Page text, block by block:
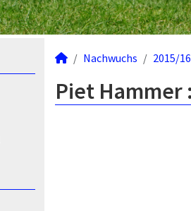
Nachwuchs 2015/16
Piet Hammer